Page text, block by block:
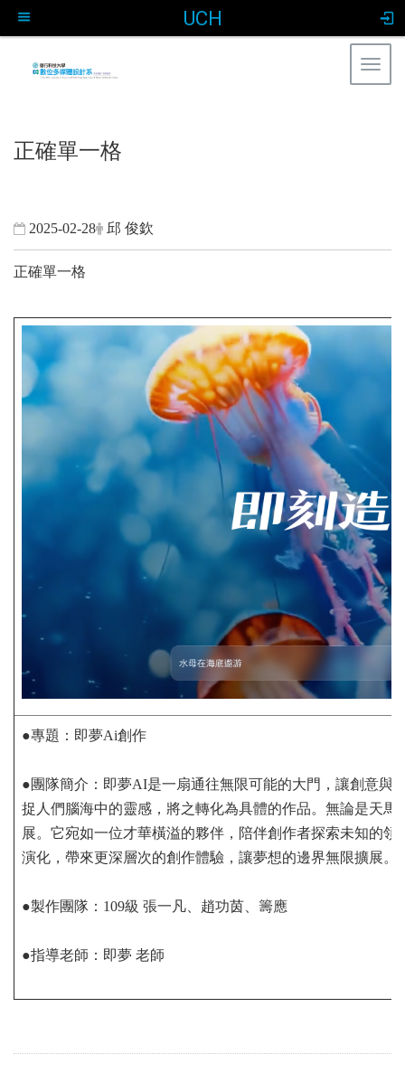
UCH
正確單一格
2025-02-28 邱 俊欽
正確單一格
●專題：即夢Ai創作
●團隊簡介：即夢AI是一扇通往無限可能的大門，讓創意與
捉人們腦海中的靈感，將之轉化為具體的作品。無論是天
展。它宛如一位才華橫溢的夥伴，陪伴創作者探索未知的
演化，帶來更深層次的創作體驗，讓夢想的邊界無限擴展。
●製作團隊：109級 張一凡、趙功茵、籌應
●指導老師：即夢 老師